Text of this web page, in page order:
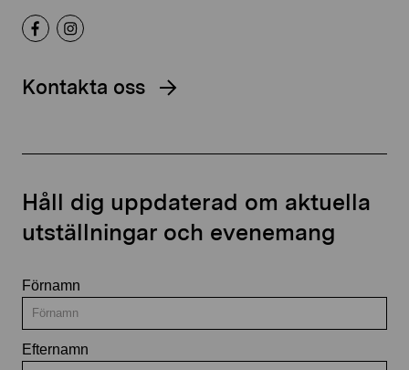
Kontakta oss
Håll dig uppdaterad om aktuella
utställningar och evenemang
Förnamn
Efternamn